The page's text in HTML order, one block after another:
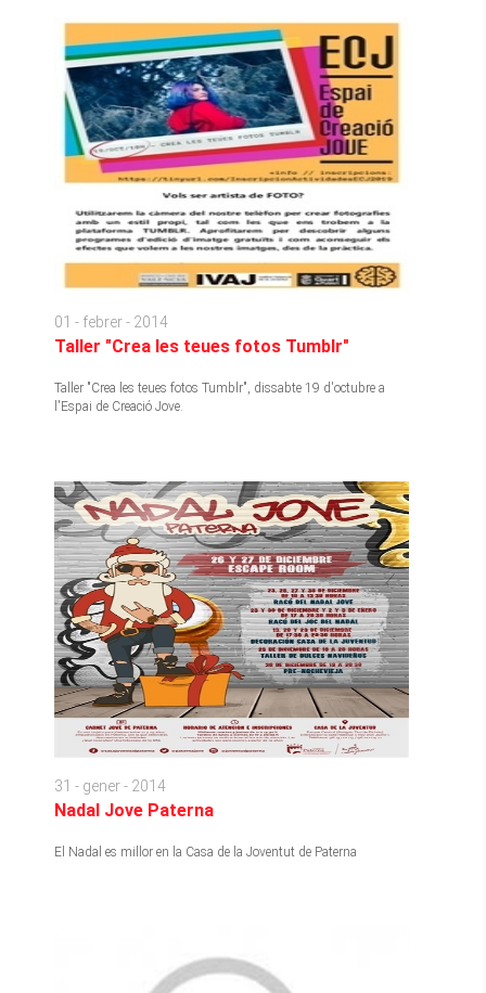
01 - febrer - 2014
Taller "Crea les teues fotos Tumblr"
Taller "Crea les teues fotos Tumblr", dissabte 19 d'octubre a
l'Espai de Creació Jove.
31 - gener - 2014
Nadal Jove Paterna
El Nadal es millor en la Casa de la Joventut de Paterna